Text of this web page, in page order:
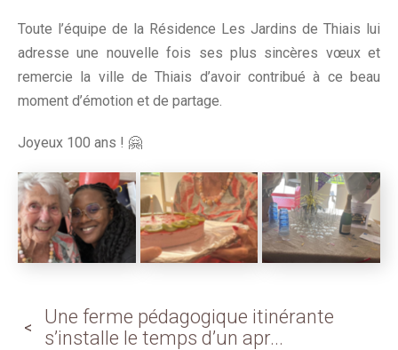
Toute l’équipe de la Résidence Les Jardins de Thiais lui
adresse une nouvelle fois ses plus sincères vœux et
remercie la ville de Thiais d’avoir contribué à ce beau
moment d’émotion et de partage.
Joyeux 100 ans ! 🤗
Une ferme pédagogique itinérante
s’installe le temps d’un apr...